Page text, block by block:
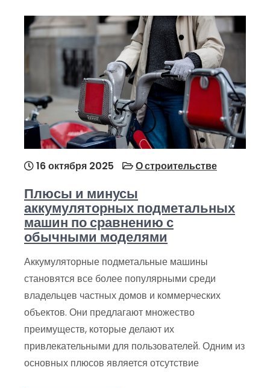
16 октября 2025 О строительстве
Плюсы и минусы
аккумуляторных подметальных
машин по сравнению с
обычными моделями
Аккумуляторные подметальные машины
становятся все более популярными среди
владельцев частных домов и коммерческих
объектов. Они предлагают множество
преимуществ, которые делают их
привлекательными для пользователей. Одним из
основных плюсов является отсутствие